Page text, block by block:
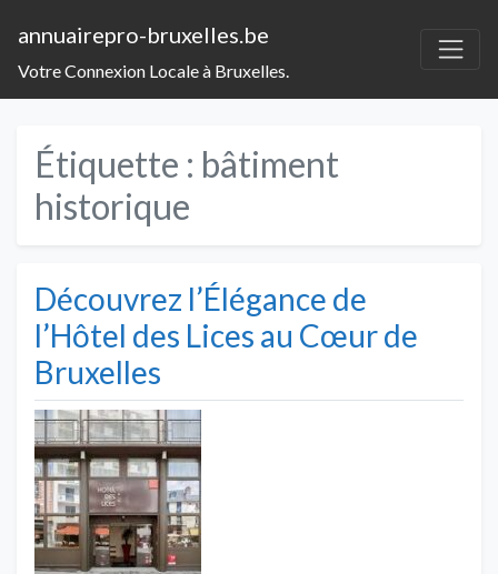
annuairepro-bruxelles.be
Votre Connexion Locale à Bruxelles.
Étiquette : bâtiment
historique
Découvrez l’Élégance de
l’Hôtel des Lices au Cœur de
Bruxelles